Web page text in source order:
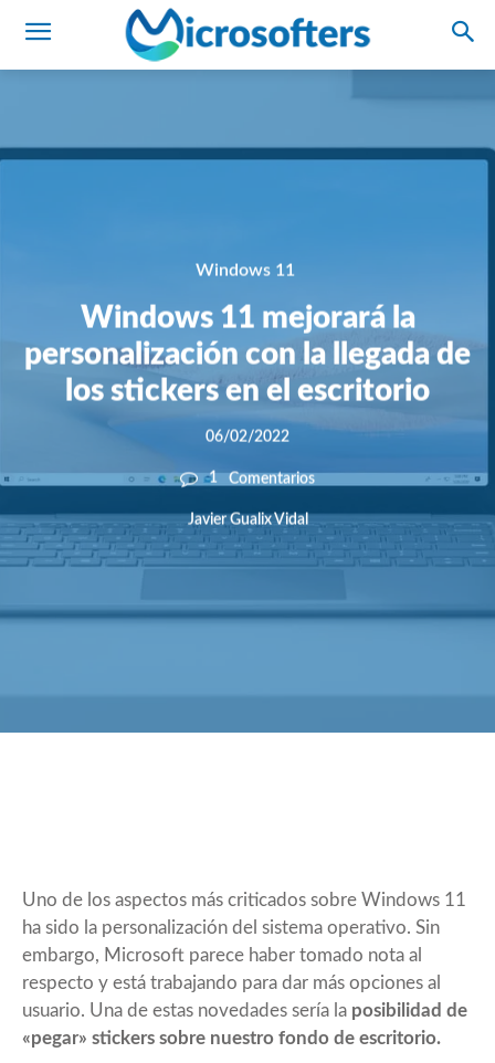
Windows 11
Windows 11 mejorará la
personalización con la llegada de
los stickers en el escritorio
06/02/2022
1 Comentarios
Javier Gualix Vidal
Uno de los aspectos más criticados sobre Windows 11
ha sido la personalización del sistema operativo. Sin
embargo, Microsoft parece haber tomado nota al
respecto y está trabajando para dar más opciones al
usuario. Una de estas novedades sería la posibilidad de
«pegar» stickers sobre nuestro fondo de escritorio.